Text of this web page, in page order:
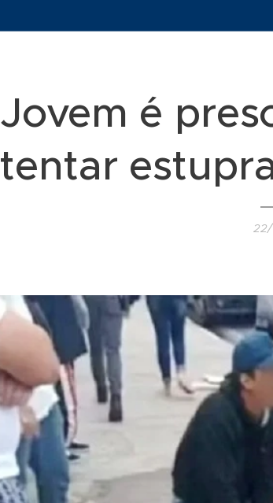
Jovem é
tentar